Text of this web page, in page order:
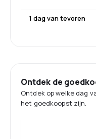
1 dag van tevoren
Ontdek de
Ontdek op welke dag
het goedkoopst zijn.